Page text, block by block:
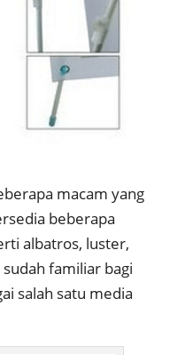
macam yang
beberapa
albatros, luster,
familiar bagi
salah satu media